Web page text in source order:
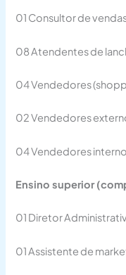
01 Consultor de
08 Atendentes de
04 Vendedores
02 Vendedores
04 Vendedores
Ensino superior
01 Diretor
01 Assistente de